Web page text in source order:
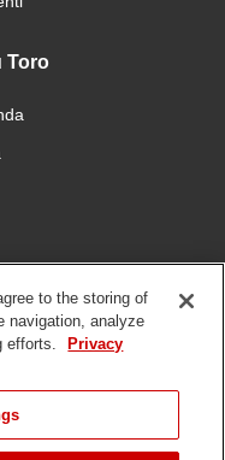
Toro
noi
to the storing of
navigation, analyze
efforts.
Privacy